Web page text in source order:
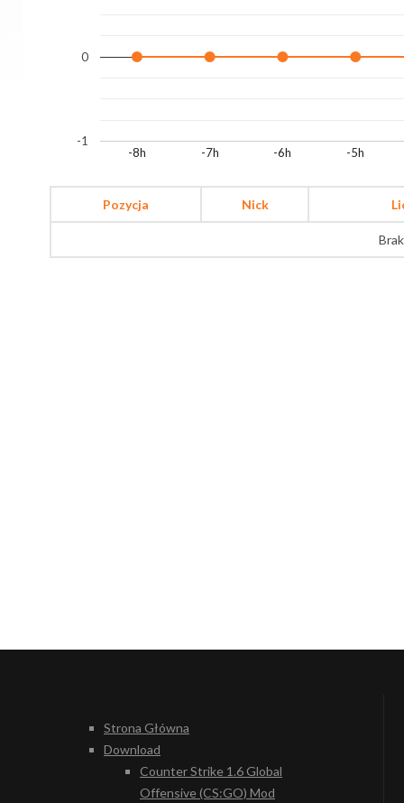
-8h -7h -6h -5h
-1
0
Pozycja Nick
Strona Główna
Download
Counter Strike 1.6 Global
Offensive (CS:GO) Mod